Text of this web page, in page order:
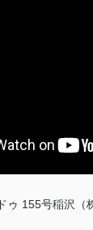
号稲沢（株